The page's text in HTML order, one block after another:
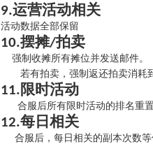
9.运营活动相关
活动数据全部保留
10.摆摊/拍卖
强制收摊所有摊位并发送邮件。
若有拍卖，强制返还拍卖消耗
11.限时活动
合服后所有限时活动的排名重
12.每日相关
合服后，每日相关的副本次数等